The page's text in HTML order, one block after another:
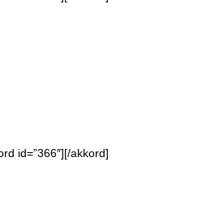
id=”366″][/akkord]